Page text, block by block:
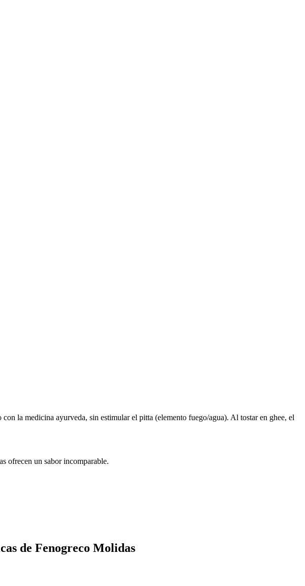
la medicina ayurveda, sin estimular el pitta (elemento fuego/agua). Al tostar en ghee, el
ofrecen un sabor incomparable.
de Fenogreco Molidas